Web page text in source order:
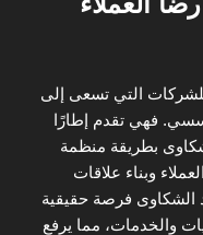
التي تسعى إلى
فهي تقدم إطارًا
بطريقة منظمة
وبناء علاقات
الشكاوى فرصة حقيقية
والخدمات، مما يرفع